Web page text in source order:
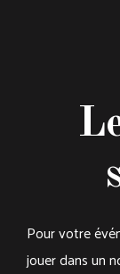
Pour votre
jouer dans un